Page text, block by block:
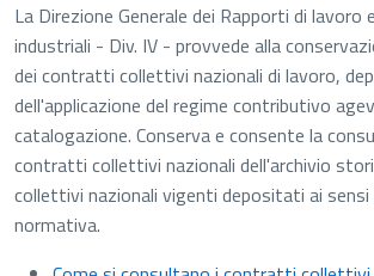
La Direzione Generale dei Rapporti di lavoro
industriali - Div. IV - provvede alla
dei contratti collettivi nazionali di lavoro,
dell'applicazione del regime contributivo
catalogazione. Conserva e consente la
contratti collettivi nazionali dell'archivio
collettivi nazionali vigenti depositati ai
normativa.